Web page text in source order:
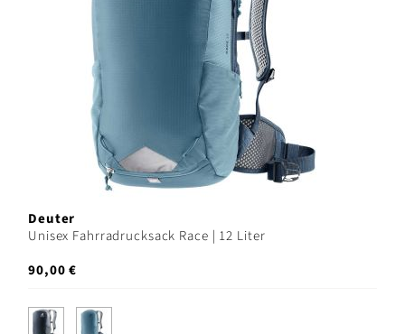
Deuter
Unisex Fahrradrucksack Race | 12 Liter
90,00 €